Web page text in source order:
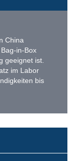
China
in-Box
geeignet ist.
im Labor
bis